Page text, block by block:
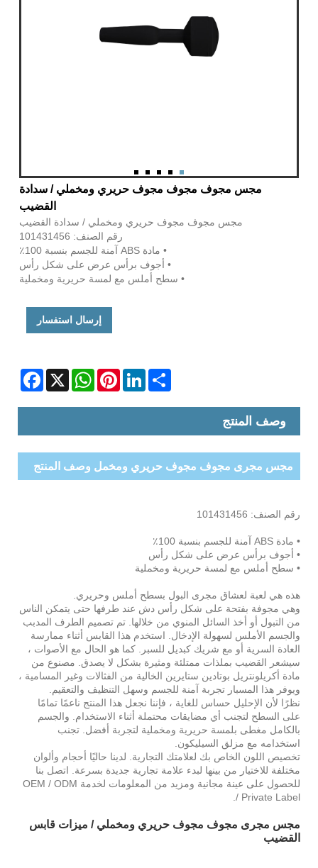
مجس مجوف مجوف مجوف حريري ومخملي / سدادة
القضيب
مجس مجوف مجوف حريري ومخملي / سدادة القضيب
رقم الصنف: 101431456
• مادة ABS آمنة للجسم بنسبة 100٪
• أجوف برأس عرض على شكل رأس
• سطح أملس مع لمسة حريرية ومخملية
إرسال استفسار
X
WhatsAppPinterestLinkedInShare
وصف المنتج
مجس مجرى مجوف مجوف حريري ومخمل وصف المنتج
رقم الصنف: 101431456
• مادة ABS آمنة للجسم بنسبة 100٪
• أجوف برأس عرض على شكل رأس
• سطح أملس مع لمسة حريرية ومخملية
هذه هي لعبة لعشاق مجرى البول بسطح أملس وحريري.
وهي مجوفة بفتحة على شكل رأس دش عند طرفها حتى يتمكن الناس
من التبول أو أخذ السائل المنوي من خلالها. تم تصميم الطرف المدبب
والجسم الأملس لسهولة الإدخال. استخدم هذا القابس أثناء ممارسة
العادة السرية أو مع شريك كبديل للسبر. كما هو الحال مع الأصوات ،
سيشعر القضيب بملذات ممتلئة ومثيرة بشكل لا يصدق. مصنوع من
مادة أكريلونتريل بوتادين ستايرين الخالية من الفثالات وغير المسامية ،
ويوفر هذا المسبار تجربة آمنة للجسم وسهل التنظيف والتعقيم.
نظرًا لأن الإحليل حساس للغاية ، فإننا نجعل هذا المنتج ناعمًا تمامًا
على السطح لتجنب أي مضايقات محتملة أثناء الاستخدام. والجسم
بالكامل مغطى بلمسة حريرية ومخملية لتجربة أفضل. تجنب
استخدامه مع مزلق السيليكون.
تخصيص اللون الخاص بك لعلامتك التجارية. لدينا حاليًا أحجام وألوان
مختلفة للاختيار من بينها لبدء علامة تجارية جديدة بسرعة. اتصل بنا
للحصول على عينة مجانية ومزيد من المعلومات لخدمة OEM / ODM
/ Private Label.
مجس مجرى مجوف مجوف حريري ومخملي / ميزات قابس
القضيب